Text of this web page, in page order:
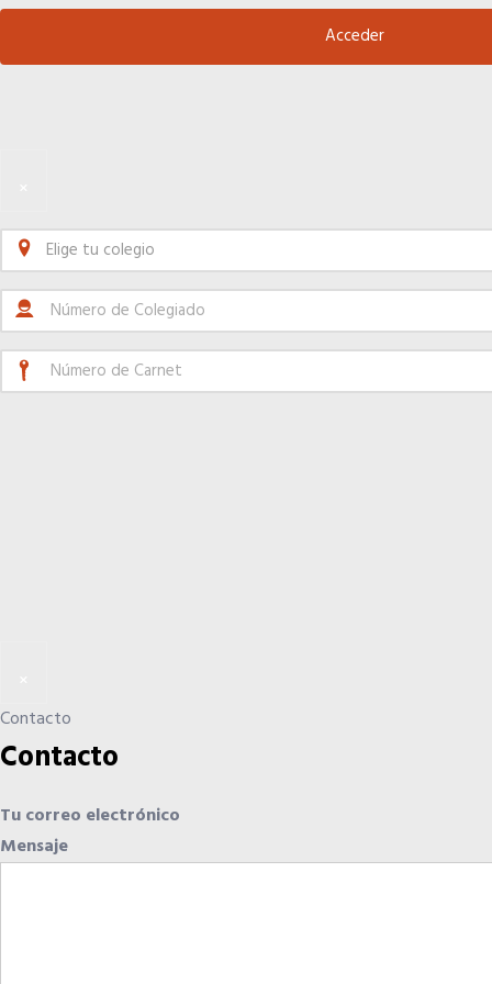
Elige tu colegio
Contacto
Contacto
Tu correo electrónico
Mensaje